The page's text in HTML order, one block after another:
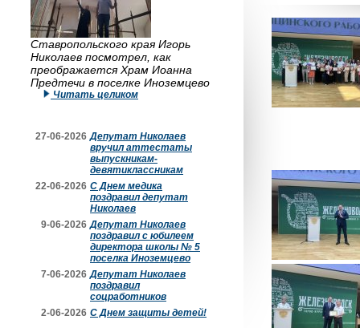
Ставропольского края Игорь
Николаев посмотрел, как
преображается Храм Иоанна
Предтечи в поселке Иноземцево
Читать целиком
27-06-2026 Депутат Николаев
вручил аттестаты
выпускникам-
девятиклассникам
22-06-2026 С Днем медика
поздравил депутат
Николаев
9-06-2026 Депутат Николаев
поздравил с юбилеем
директора школы № 5
поселка Иноземцево
7-06-2026 Депутат Николаев
поздравил
соцработников
2-06-2026 С Днем защиты детей!